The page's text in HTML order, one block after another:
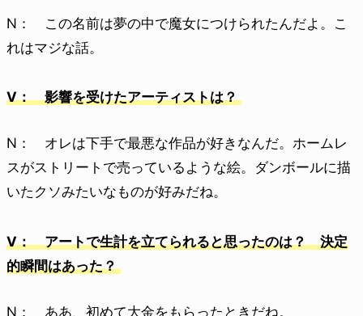
N： この名前は夢の中で魔女につけられたんだよ。こ
れはマジな話。
V： 影響を受けたアーティストは？
N： オレは下手で最悪な作品が好きなんだ。ホームレ
スがストリートで売っているような絵。ダンボールに描
いたクソみたいなものが好みだね。
V： アートで生計を立てられると思ったのは？ 決定
的瞬間はあった？
N： ああ、初めて大金をもらったときだね。